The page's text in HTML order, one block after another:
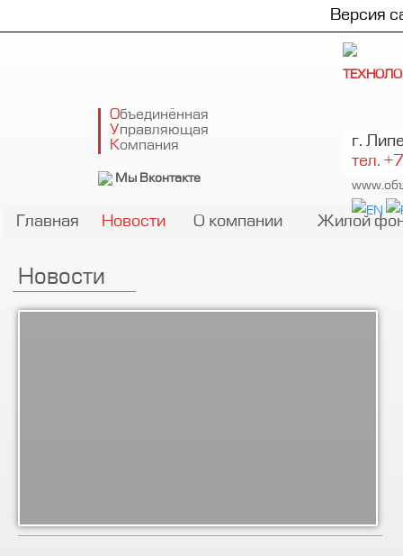
Версия
Объедин¸нная
Управляющая
Компания
Мы Вконтакте
г.
тел.
Главная Новости О компании Жилой
Новости